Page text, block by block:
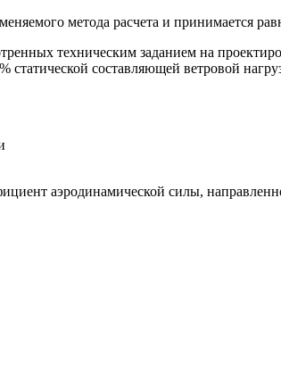
метода расчета и принимается
техническим заданием на
составляющей ветровой
аэродинамической силы,